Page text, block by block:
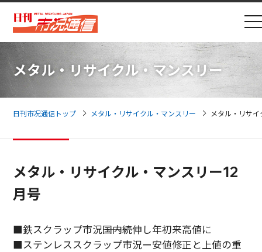
メタル・リサイクル・マンスリー
日刊市况通信トップ メタル・リサイクル・マンスリー メタル・リサ
メタル・リサイクル・マンスリー12
月号
■鉄スクラップ市況――国内続伸し年初来高値に
■ステンレススクラップ市況ー安値修正と上値の重